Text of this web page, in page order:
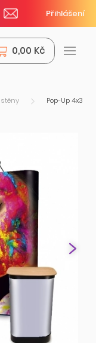
Přihlášení
0,00 Kč
Pop-Up 4x3